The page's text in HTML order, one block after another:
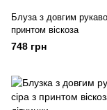
Блуза з довгим
принтом віскоза
748 грн